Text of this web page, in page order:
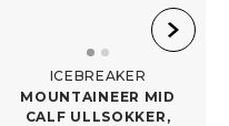
ICEBREAKER
MOUNTAINEER MID
CALF ULLSOKKER,